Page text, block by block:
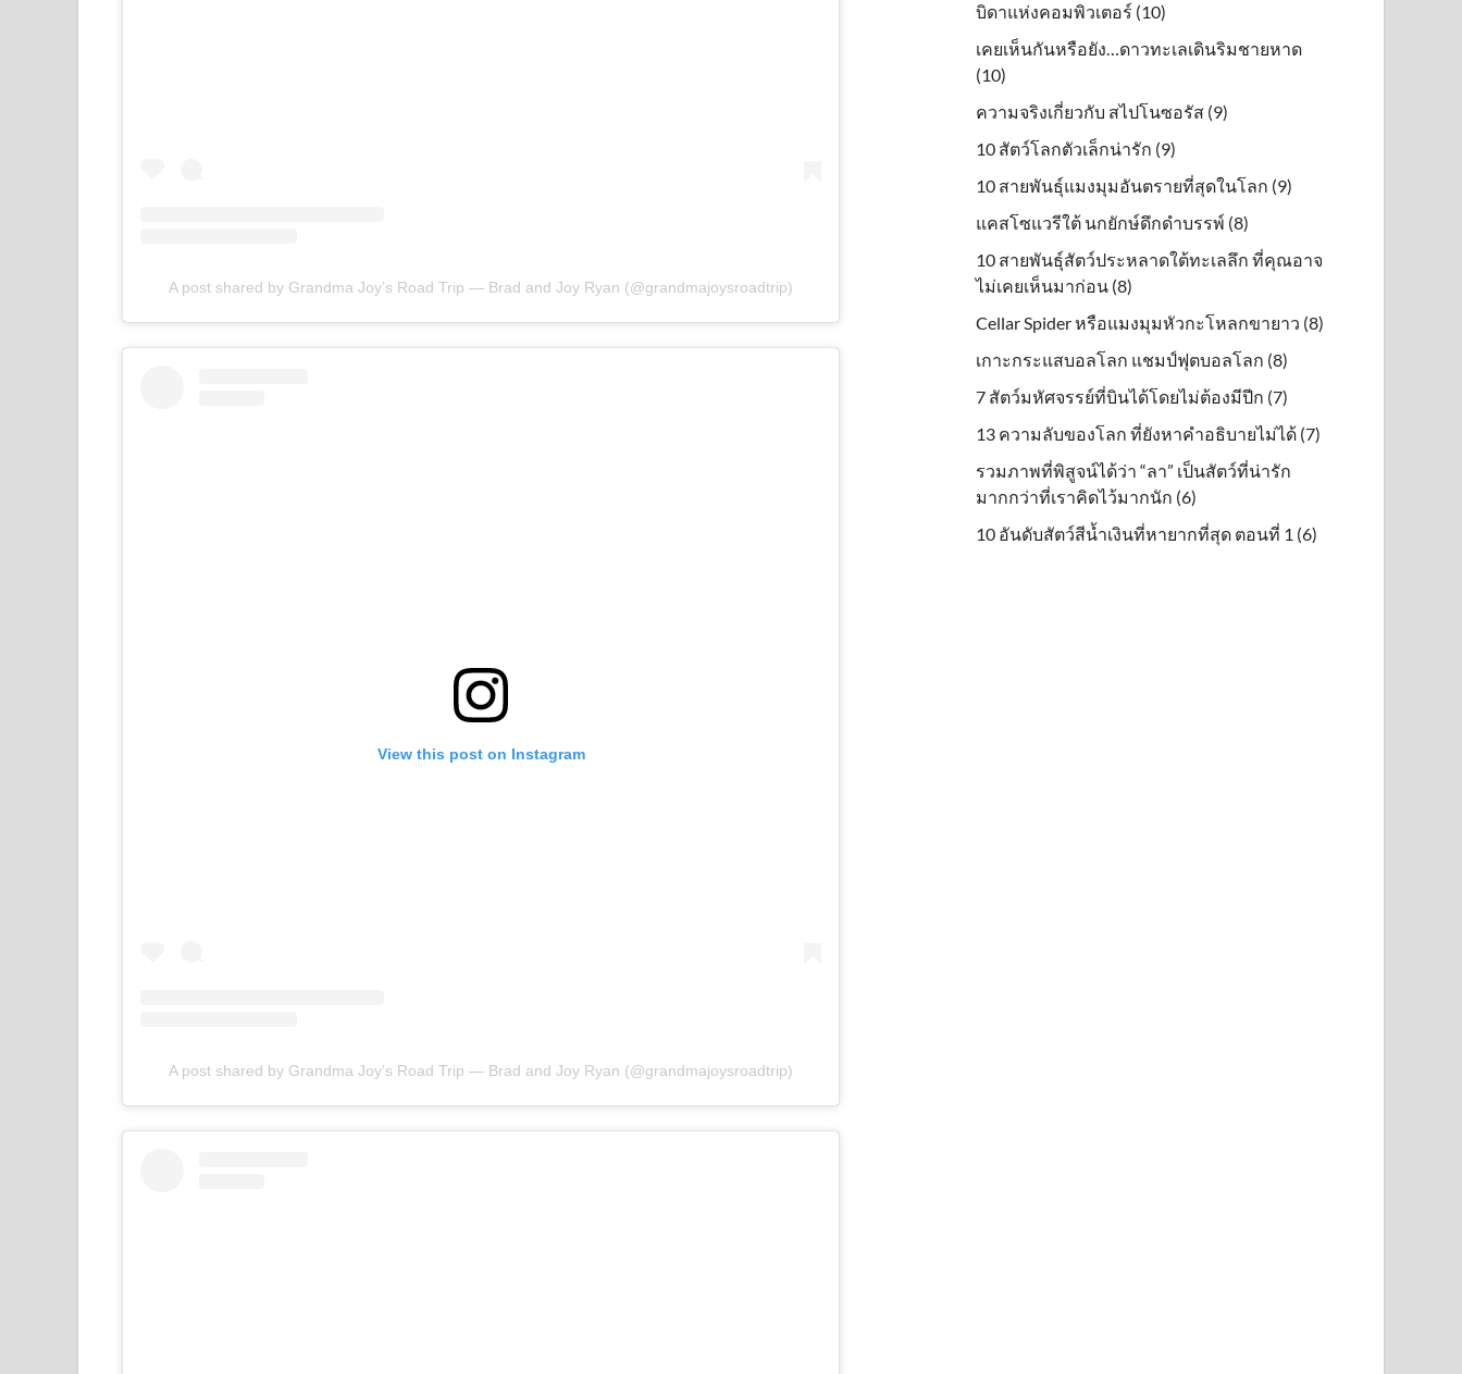
A post shared by Grandma Joy’s Road Trip — Brad and Joy Ryan (@grandmajoysroadtrip)
View this post on Instagram
A post shared by Grandma Joy’s Road Trip — Brad and Joy Ryan (@grandmajoysroadtrip)
บิดาแห่งคอมพิวเตอร์ (10)
เคยเห็นกันหรือยัง…ดาวทะเลเดินริมชายหาด
(10)
ความจริงเกี่ยวกับ สไปโนซอรัส (9)
10 สัตว์โลกตัวเล็กน่ารัก (9)
10 สายพันธุ์แมงมุมอันตรายที่สุดในโลก (9)
แคสโซแวรีใต้ นกยักษ์ดึกดําบรรพ์ (8)
10 สายพันธุ์สัตว์ประหลาดใต้ทะเลลึก ที่คุณอาจ
ไม่เคยเห็นมาก่อน (8)
Cellar Spider หรือแมงมุมหัวกะโหลกขายาว (8)
เกาะกระแสบอลโลก แชมป์ฟุตบอลโลก (8)
7 สัตว์มหัศจรรย์ที่บินได้โดยไม่ต้องมีปีก (7)
13 ความลับของโลก ที่ยังหาคำอธิบายไม่ได้ (7)
รวมภาพที่พิสูจน์ได้ว่า “ลา” เป็นสัตว์ที่น่ารัก
มากกว่าที่เราคิดไว้มากนัก (6)
10 อันดับสัตว์สีน้ำเงินที่หายากที่สุด ตอนที่ 1 (6)